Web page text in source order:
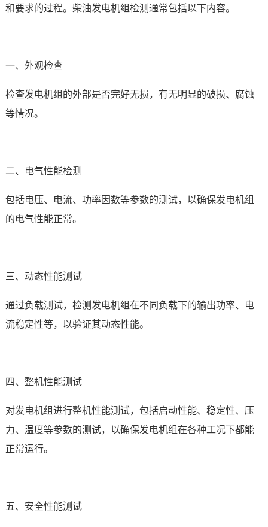
和要求的过程。柴油发电机组检测通常包括以下内容。
一、外观检查
检查发电机组的外部是否完好无损，有无明显的破损、腐蚀
等情况。
二、电气性能检测
包括电压、电流、功率因数等参数的测试，以确保发电机组
的电气性能正常。
三、动态性能测试
通过负载测试，检测发电机组在不同负载下的输出功率、电
流稳定性等，以验证其动态性能。
四、整机性能测试
对发电机组进行整机性能测试，包括启动性能、稳定性、压
力、温度等参数的测试，以确保发电机组在各种工况下都能
正常运行。
五、安全性能测试